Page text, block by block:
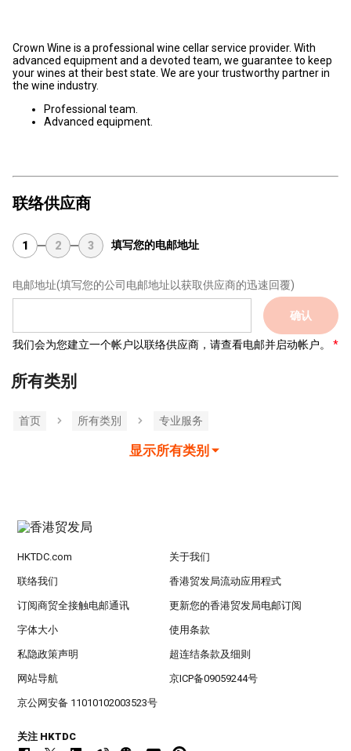
Crown Wine is a professional wine cellar service provider. With
advanced equipment and a devoted team, we guarantee to keep
your wines at their best state. We are your trustworthy partner in
the wine industry.
Professional team.
Advanced equipment.
联络供应商
1 2 3 填写您的电邮地址
电邮地址(填写您的公司电邮地址以获取供应商的迅速回覆)
确认
我们会为您建立一个帐户以联络供应商，请查看电邮并启动帐户。
所有类别
首页 所有类別 专业服务
显示所有类别
HKTDC.com 关于我们
联络我们 香港贸发局流动应用程式
订阅商贸全接触电邮通讯 更新您的香港贸发局电邮订阅
字体大小 使用条款
私隐政策声明 超连结条款及细则
网站导航 京ICP备09059244号
京公网安备 11010102003523号
关注 HKTDC